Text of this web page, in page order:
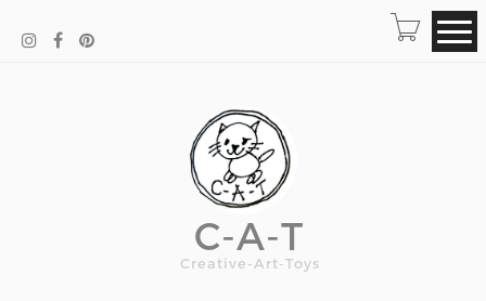
C-A-T
Creative-Art-Toys